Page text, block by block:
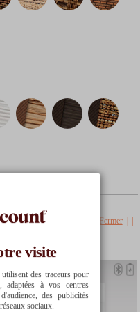
25 € 14.98 €
Fermer
visite
des traceurs pour
adaptées à vos centres
des publicités
sociaux.